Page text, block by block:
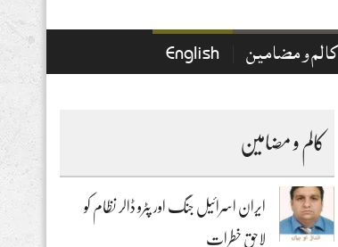
کالم و مضامین English
کالم و مضامین
ایران اسرائیل جنگ اور پٹرو ڈالر نظام کو
لاحق خطرات